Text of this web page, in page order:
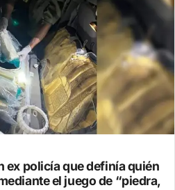
ex policía que definía quién
el juego de “piedra,